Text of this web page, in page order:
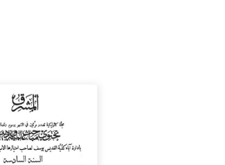
كتاب نهر الذهب في تاريخ حلب - الاجزاء الثلاثة الطبعة